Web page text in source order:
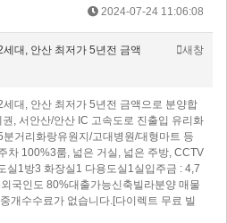
2024-07-24 11:06:08
대, 안산 최저가 5년전 금액
새창
대, 안산 최저가 5년전 금액으로 분양합
, 서안산/안산 IC 고속도로 진출입 유리화
거리​화랑유원지/고대병원/대형마트 등
차 100%3룸, 넓은 거실, 넓은 주방, CCTV
실1방3 화장실1 다용도실1실입주금 : 4,7
국인도 80%대출가능신축빌라분양 매물
개수수료가 없습니다.[다이렉트 무료 빌